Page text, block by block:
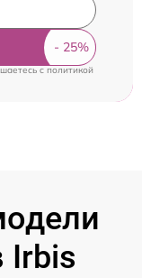
c политикой
Irbis